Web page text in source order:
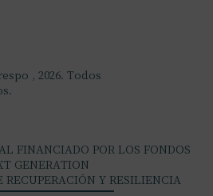
, 2026. Todos
FINANCIADO POR LOS FONDOS
GENERATION
Y RESILIENCIA